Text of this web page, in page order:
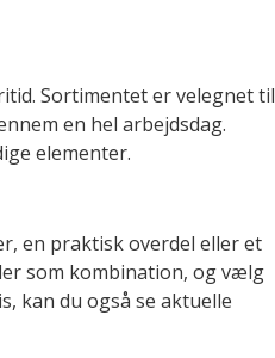
Sortimentet er velegnet til
en hel arbejdsdag.
elementer.
en praktisk overdel eller et
som kombination, og vælg
kan du også se aktuelle